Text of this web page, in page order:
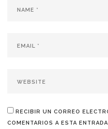
RECIBIR UN CORREO
COMENTARIOS A ESTA